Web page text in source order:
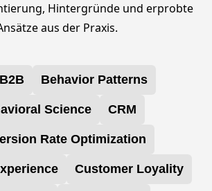
Hintergründe und erprobte
aus der Praxis.
B2B Behavior Patterns
Science CRM
Rate Optimization
Customer Loyality